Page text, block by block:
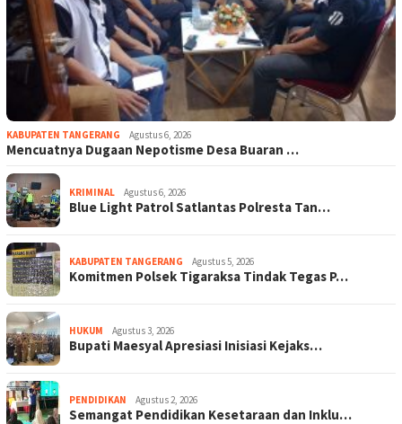
KABUPATEN TANGERANG Agustus 6, 2026
Mencuatnya Dugaan Nepotisme Desa Buaran …
KRIMINAL Agustus 6, 2026
Blue Light Patrol Satlantas Polresta Tan…
KABUPATEN TANGERANG Agustus 5, 2026
Komitmen Polsek Tigaraksa Tindak Tegas P…
HUKUM Agustus 3, 2026
Bupati Maesyal Apresiasi Inisiasi Kejaks…
PENDIDIKAN Agustus 2, 2026
Semangat Pendidikan Kesetaraan dan Inklu…